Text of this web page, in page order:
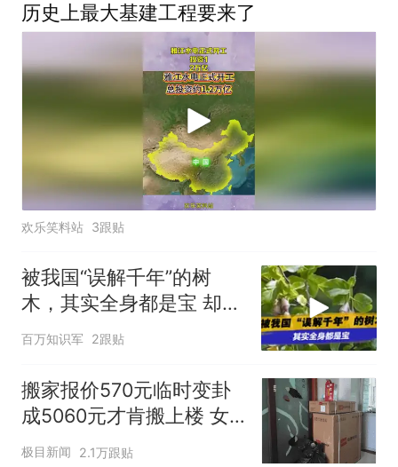
历史上最大基建工程要来了
欢乐笑料站 3跟贴
被我国“误解千年”的树
木，其实全身都是宝 却被
农户砍来当柴烧！
百万知识军 2跟贴
搬家报价570元临时变卦
成5060元才肯搬上楼 女
子傻眼
极目新闻 2.1万跟贴